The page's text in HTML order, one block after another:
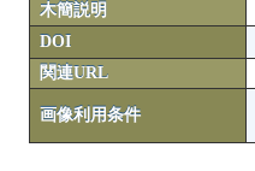
木簡説明
DOI
関連URL
画像利用条件